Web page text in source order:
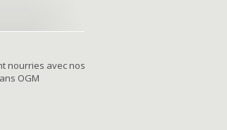
nourries avec nos
OGM